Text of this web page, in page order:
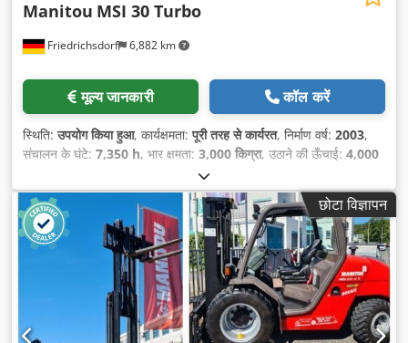
Friedrichsdorf 6,882 km
Manitou MSI 30 Turbo
मूल्य जानकारी कॉल करें
स्थिति:उपयोग किया हुआ, कार्यक्षमता:पूरी तरह से कार्यरत, निर्माण वर्ष: 2003,
संचालन के घंटे: 7,350 h, भार क्षमता: 3,000 किग्रा, उठाने की ऊँचाई: 4,000
, ईंधन का प्रकार:
सिम्प्लेक्स, निर्माण ऊँचाई:2,755 मिमी, शक्ति:38 किलोवाट (51.67 एचपी),
फोर्क कैरिज चौड़ाई:
1,260 मिमी, फोर्क की लंबाई:1,200 मिमी, खाली वजन:
5,500 किग्रा
, कुल लंबाई:4,080 मिमी, ड्राइव प्रकार:Diesel, निर्माण चौड़ाई:
1,323 मिमी
छोटा विज्ञापन